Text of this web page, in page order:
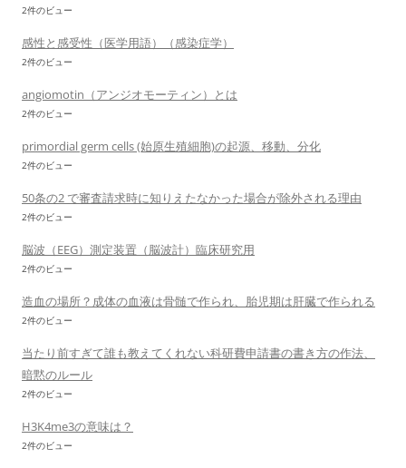
2件のビュー
感性と感受性（医学用語）（感染症学）
2件のビュー
angiomotin（アンジオモーティン）とは
2件のビュー
primordial germ cells (始原生殖細胞)の起源、移動、分化
2件のビュー
50条の2 で審査請求時に知りえたなかった場合が除外される理由
2件のビュー
脳波（EEG）測定装置（脳波計）臨床研究用
2件のビュー
造血の場所？成体の血液は骨髄で作られ、胎児期は肝臓で作られる
2件のビュー
当たり前すぎて誰も教えてくれない科研費申請書の書き方の作法、
暗黙のルール
2件のビュー
H3K4me3の意味は？
2件のビュー